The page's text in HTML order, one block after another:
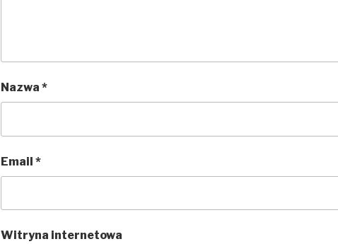
Nazwa *
Email *
Witryna internetowa